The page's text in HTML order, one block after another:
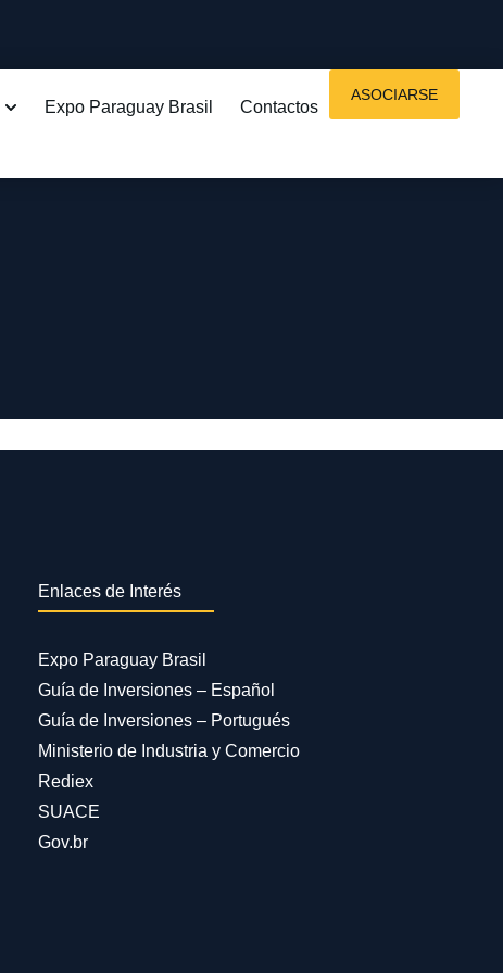
Expo Paraguay Brasil Contactos
ASOCIARSE
Enlaces de Interés
Expo Paraguay Brasil
Guía de Inversiones – Español
Guía de Inversiones – Portugués
Ministerio de Industria y Comercio
Rediex
SUACE
Gov.br